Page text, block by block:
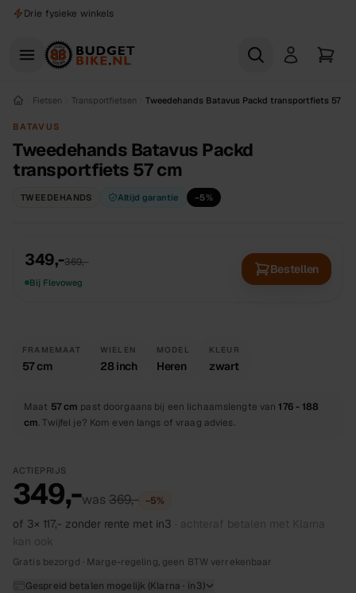
Naar hoofdinhoud
Drie fysieke winkels
Fietsen Transportfietsen Tweedehands Batavus Packd transportfiets 57 cm
BATAVUS
Tweedehands Batavus Packd
transportfiets 57 cm
TWEEDEHANDS Altijd garantie −5%
349,-369,-
Bij Flevoweg
Bestellen
FRAMEMAAT
57 cm
WIELEN
28 inch
MODEL
Heren
KLEUR
zwart
Maat 57 cm past doorgaans bij een lichaamslengte van 176 - 188
cm. Twijfel je? Kom even langs of vraag advies.
ACTIEPRIJS
349,-was 369,- −5%
of 3× 117,- zonder rente met in3 · achteraf betalen met Klarna
kan ook
Gratis bezorgd · Marge-regeling, geen BTW verrekenbaar
Gespreid betalen mogelijk (Klarna · in3)